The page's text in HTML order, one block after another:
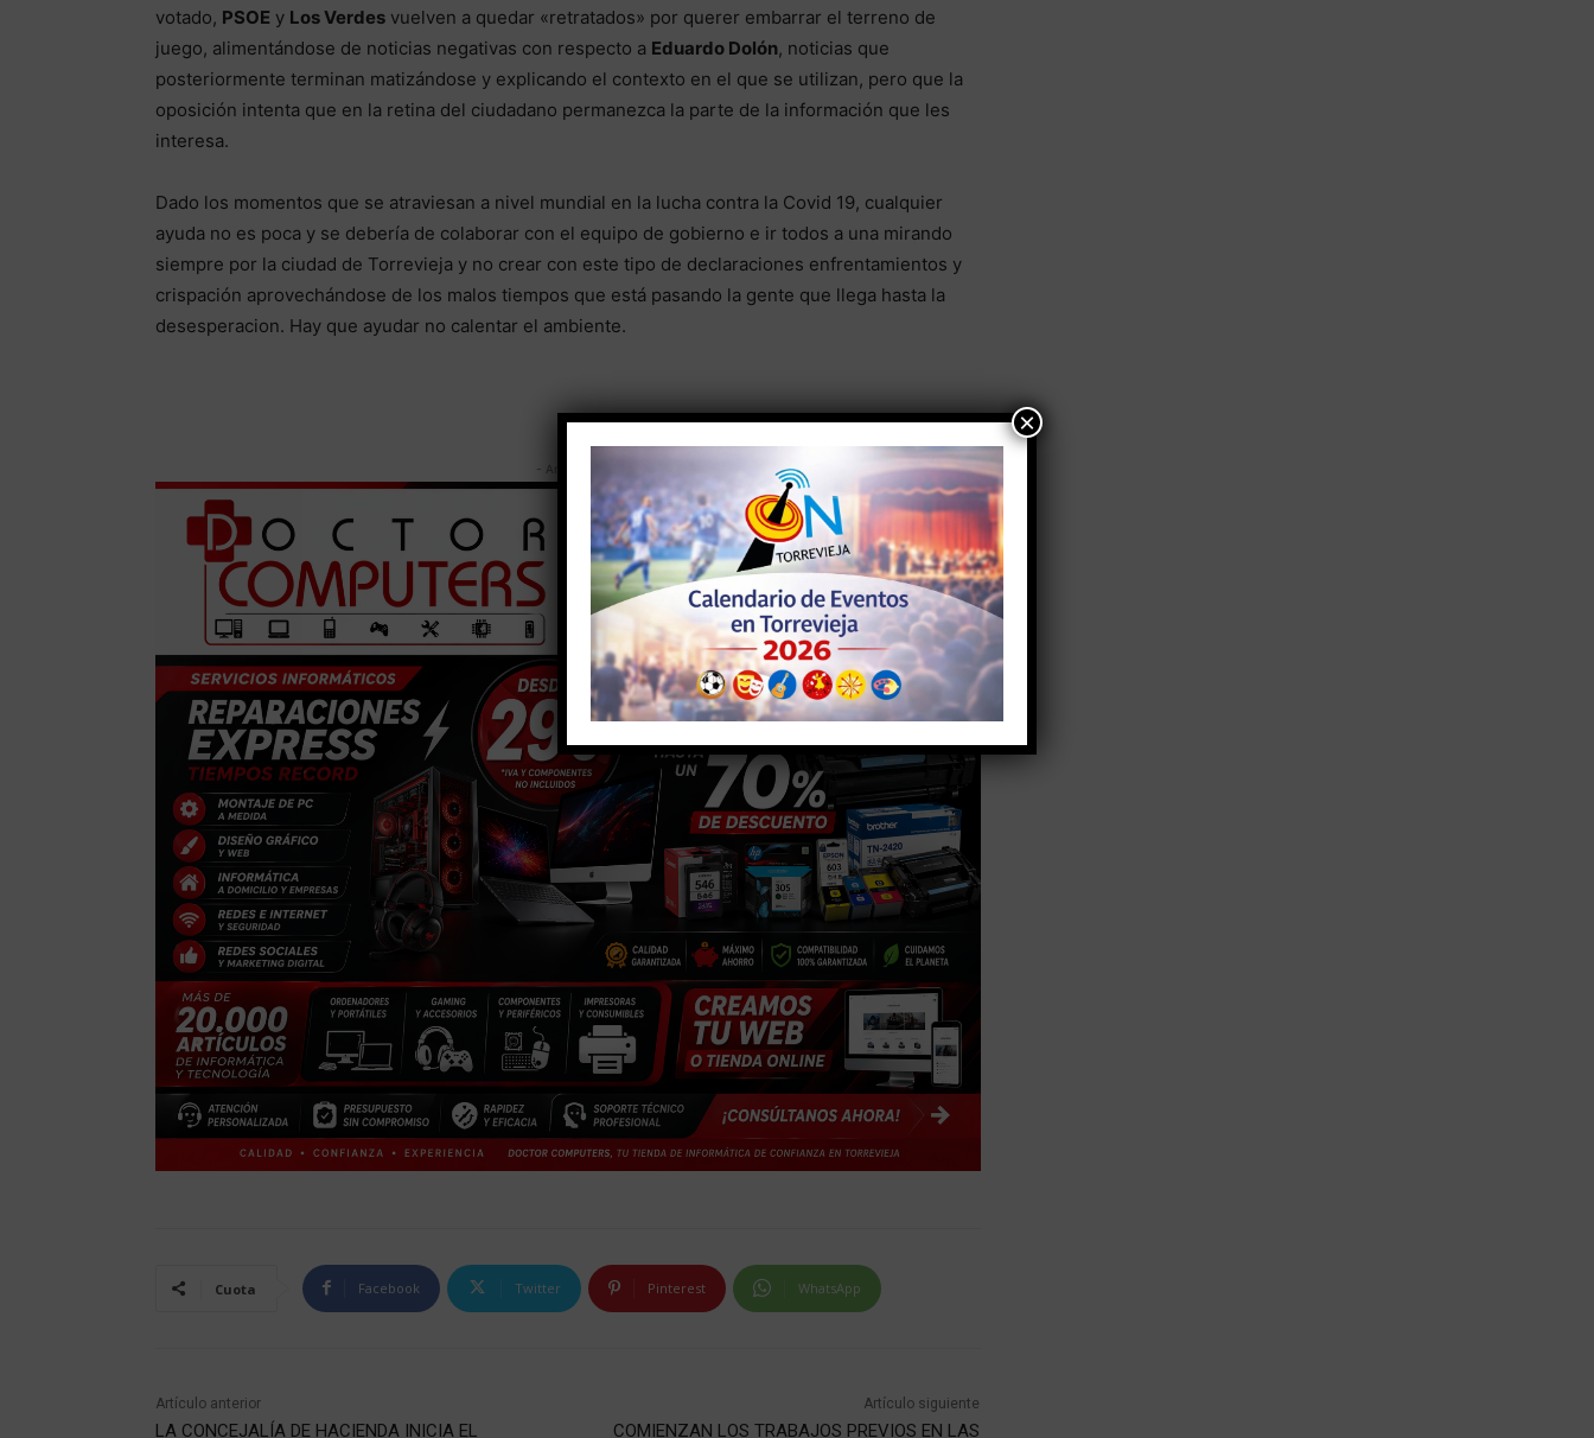
votado, PSOE y Los Verdesvuelven a quedar «retratados» por querer embarrar el terreno de
juego, alimentándose de noticias negativas con respecto a Eduardo Dolón, noticias que
posteriormente terminan matizándose y explicando el contexto en el que se utilizan, pero que la
oposición intenta que en la retina del ciudadano permanezca la parte de la información que les
interesa.
Dado los momentos que se atraviesan a nivel mundial en la lucha contra la Covid 19, cualquier
ayuda no es poca y se debería de colaborar con el equipo de gobierno e ir todos a una mirando
siempre por la ciudad de Torrevieja y no crear con este tipo de declaraciones enfrentamientos y
crispación aprovechándose de los malos tiempos que está pasando la gente que llega hasta la
desesperacion. Hay que ayudar no calentar el ambiente.
- Anuncio -
Cuota Facebook Twitter Pinterest WhatsApp
Artículo anterior
LA CONCEJALÍA DE HACIENDA INICIA EL
Artículo siguiente
COMIENZAN LOS TRABAJOS PREVIOS EN LAS
×